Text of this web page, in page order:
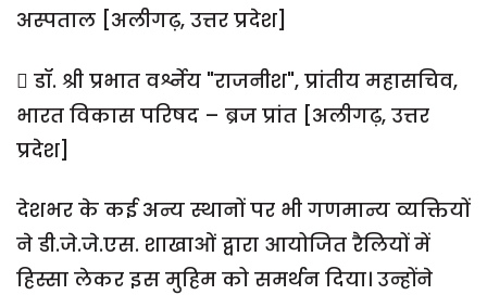
अस्पताल [अलीगढ़, उत्तर प्रदेश]
 डॉ. श्री प्रभात वर्श्नेय "राजनीश", प्रांतीय महासचिव,
भारत विकास परिषद – ब्रज प्रांत [अलीगढ़, उत्तर
प्रदेश]
देशभर के कई अन्य स्थानों पर भी गणमान्य व्यक्तियों
ने डी.जे.जे.एस. शाखाओं द्वारा आयोजित रैलियों में
हिस्सा लेकर इस मुहिम को समर्थन दिया। उन्होंने